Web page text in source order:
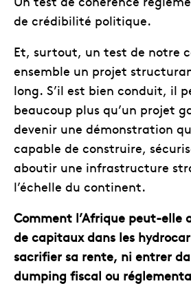
de crédibilité politique.
Et, surtout, un test de notre
ensemble un projet
long. S’il est bien conduit, il
beaucoup plus qu’un projet
devenir une démonstration
capable de construire,
aboutir une infrastructure
l’échelle du continent.
Comment l’Afrique peut-
de capitaux dans les
sacrifier sa rente, ni entrer
dumping fiscal ou